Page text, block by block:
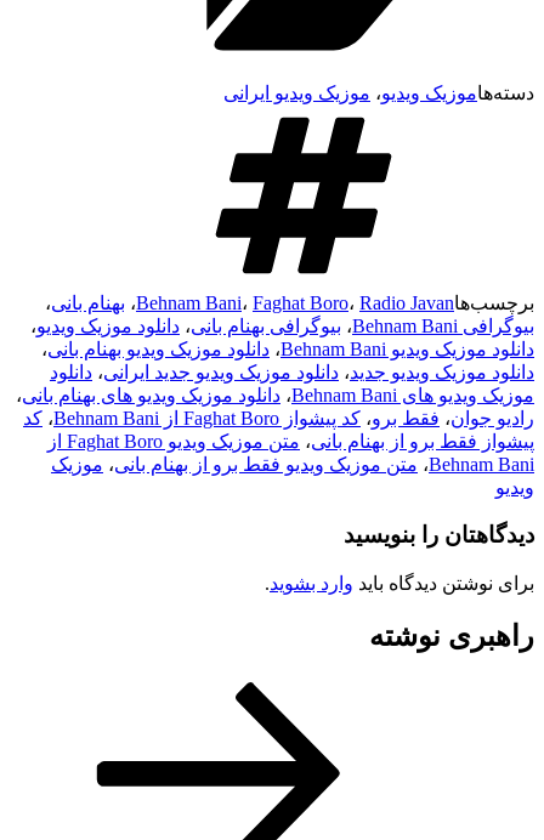
دسته‌هاموزیک ویدیو، موزیک ویدیو ایرانی
برچسب‌ها Behnam Bani، Faghat Boro، Radio Javan ، بهنام بانی،
بیوگرافی Behnam Bani
، بیوگرافی بهنام بانی، دانلود موزیک ویدیو،
دانلود موزیک ویدیو Behnam Bani
، دانلود موزیک ویدیو بهنام بانی،
دانلود موزیک ویدیو جدید، دانلود موزیک ویدیو جدید ایرانی، دانلود
موزیک ویدیو های Behnam Bani
، دانلود موزیک ویدیو های بهنام بانی،
رادیو جوان، فقط برو، کد پیشواز Faghat Boro از Behnam Bani ، کد
پیشواز فقط برو از بهنام بانی،
متن موزیک ویدیو Faghat Boro از
Behnam Bani، متن موزیک ویدیو فقط برو از بهنام بانی، موزیک
ویدیو
دیدگاهتان را بنویسید
برای نوشتن دیدگاه باید وارد بشوید.
راهبری نوشته